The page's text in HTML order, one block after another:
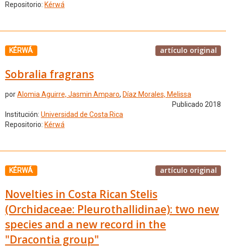
Repositorio: Kérwá
KÉRWÁ artículo original
Sobralia fragrans
porAlomia Aguirre, Jasmin Amparo, Díaz Morales, Melissa
Publicado 2018
Institución: Universidad de Costa Rica
Repositorio: Kérwá
KÉRWÁ artículo original
Novelties in Costa Rican Stelis
(Orchidaceae: Pleurothallidinae): two new
species and a new record in the
"Dracontia group"